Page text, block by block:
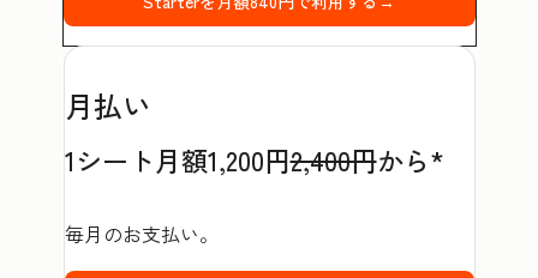
月払い
1シート月額1,200円2,400円から*
毎月のお支払い。